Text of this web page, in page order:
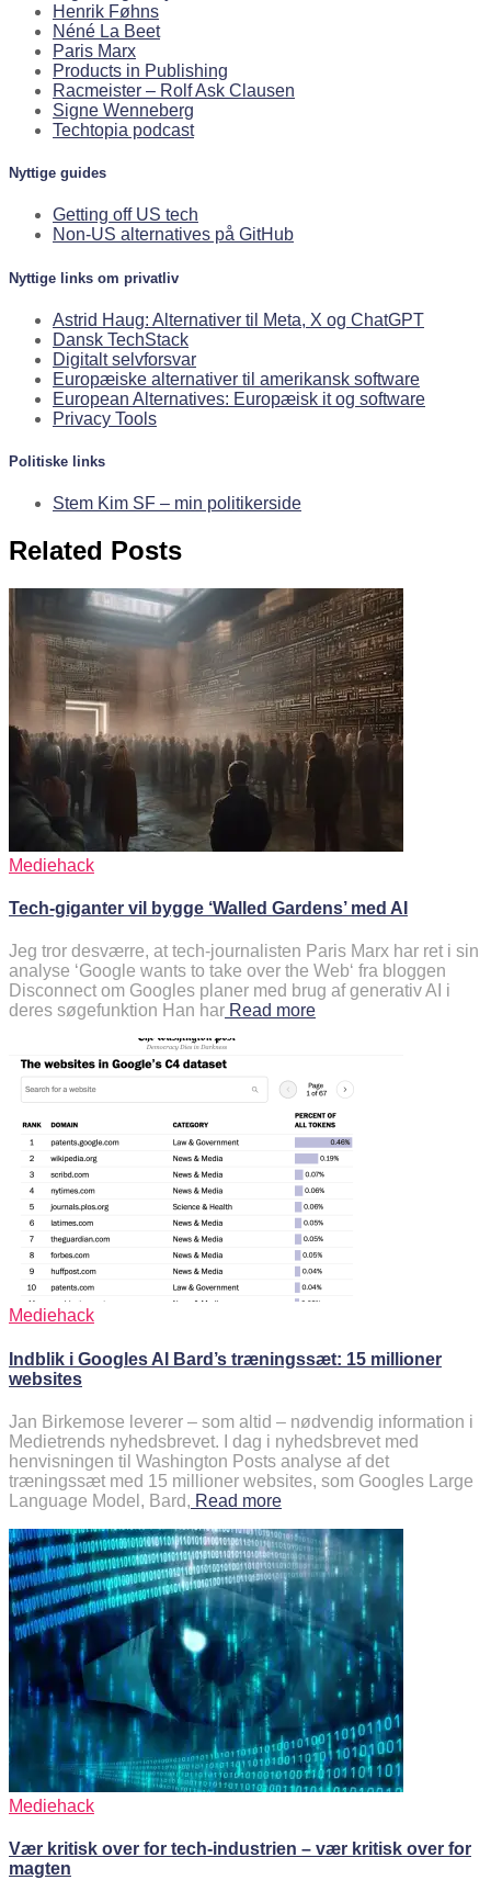
Henrik Føhns
Néné La Beet
Paris Marx
Products in Publishing
Racmeister – Rolf Ask Clausen
Signe Wenneberg
Techtopia podcast
Nyttige guides
Getting off US tech
Non-US alternatives på GitHub
Nyttige links om privatliv
Astrid Haug: Alternativer til Meta, X og ChatGPT
Dansk TechStack
Digitalt selvforsvar
Europæiske alternativer til amerikansk software
European Alternatives: Europæisk it og software
Privacy Tools
Politiske links
Stem Kim SF – min politikerside
Related Posts
Mediehack
Tech-giganter vil bygge ‘Walled Gardens’ med AI
Jeg tror desværre, at tech-journalisten Paris Marx har ret i sin
analyse ‘Google wants to take over the Web‘ fra bloggen
Disconnect om Googles planer med brug af generativ AI i
deres søgefunktion Han har Read more
Mediehack
Indblik i Googles AI Bard’s træningssæt: 15 millioner
websites
Jan Birkemose leverer – som altid – nødvendig information i
Medietrends nyhedsbrevet. I dag i nyhedsbrevet med
henvisningen til Washington Posts analyse af det
træningssæt med 15 millioner websites, som Googles Large
Language Model, Bard, Read more
Mediehack
Vær kritisk over for tech-industrien – vær kritisk over for
magten